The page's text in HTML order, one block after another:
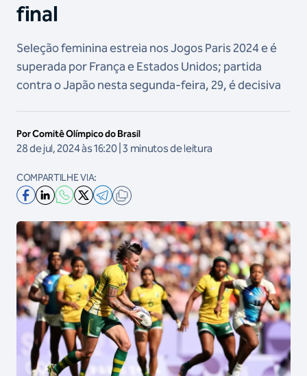
final
Seleção feminina estreia nos Jogos Paris 2024 e é
superada por França e Estados Unidos; partida
contra o Japão nesta segunda-feira, 29, é decisiva
Por Comitê Olímpico do Brasil
28 de jul, 2024 às 16:20 | 3 minutos de leitura
COMPARTILHE VIA: